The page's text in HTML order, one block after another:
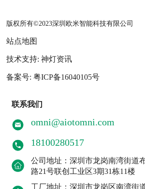
版权所有©2023深圳欧米智能科技有限公司
站点地图
技术支持: 神灯资讯
备案号: 粤ICP备16040105号
联系我们
omni@aiotomni.com
18100280517
公司地址：深圳市龙岗南湾街道
路21号联创工业区3期31栋11楼
工厂地址：深圳市龙岗区南湾街